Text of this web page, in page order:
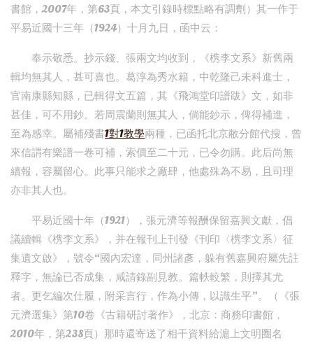
書館，2007年，第63頁，本文引錄時標點略有調劑）其一作于
平易近國十三年（1924）十月九日，函中云：
奉示敬悉。抄示錢、張兩文均收到，《槜李文系》新舊兩
輯均無其人，甚可喜也。葛淳為秀水籍，中乾隆己未科進士，
官南康縣知縣，已輯得文五篇，其《飛鴻堂印譜跋》文，如非
甚佳，可不用鈔。若周震蘭則無其人，倘能鈔示，俾得補進，
至為感幸。屬補殘書1對1教學兩種，已函托北京敝分館代搜，曾
來信謂有樂譜一卷可補，索價至二十元，已令勿購。此后尚無
續報，容屬留心。此事只能求之廠肆，他處殊為不易，且司理
亦非其人也。
平易近國十年（1921），張元濟等報酬保留嘉興文獻，倡
議續輯《槜李文系》，并在報刊上刊發《刊印〈槜李文系〉征
集遺文啟》，號令“國內宏達，同州諸彥，躲有舊嘉興府屬先註
釋字，無論已否成集，咸請錄副見教。篇帙較繁，則擇其尤
者。更乞編次仕履，附采言行，作為小傳，以識生平”。（《張
元濟選集》第10卷《古籍研討著作》，北京：商務印書館，
2010年，第238頁）那時還寄送了相干資料給滬上文明圈名